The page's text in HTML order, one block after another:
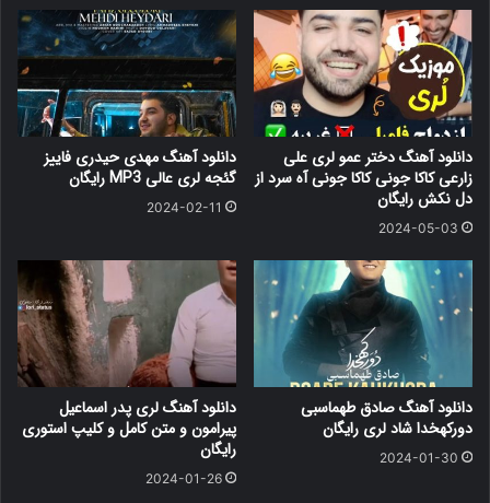
(8) دانلود آهنگ جدید جنگ از مبهم با لینک مستقیم و کیفیت عالی
متن آهنگ جنگ از مبهم بیپ موزیک در این ساعت براتون یک آهنگ
زیبای و عالی با دو کیفیت اصلی ترانه یعنی 320 و 128 آماده کردیم که
امیدواریم از شنیدنش لذت ببرید همچنین شما می توانید این ترانه را به
صورت آنلاین گوش بدید و
(9) برچسب اهنگ لری محمد میرزاوندی - مرسی دانلود
برچسب اهنگ لری محمد میرزاوندی - مرسی دانلود
دانلود آهنگهای لری محمد میرزاوندی خواننده خرم آبادی با لینک مستقیم
دانلود آهنگ دختر عمو لری علی
زارعی کاکا جونی کاکا جونی آه سرد از
دل نکش رایگان
2024-05-03
دانلود آهنگ مهدی حیدری فاییز
گئجه لری عالی MP3 رایگان
2024-02-11
دانلود آهنگ صادق طهماسبی
دورکهخدا شاد لری رایگان
2024-01-30
دانلود آهنگ لری پدر اسماعیل
پیرامون و متن کامل و کلیپ استوری
رایگان
2024-01-26